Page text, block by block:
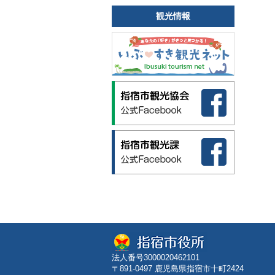
観光情報
法人番号3000020462101
〒891-0497 鹿児島県指宿市十町2424